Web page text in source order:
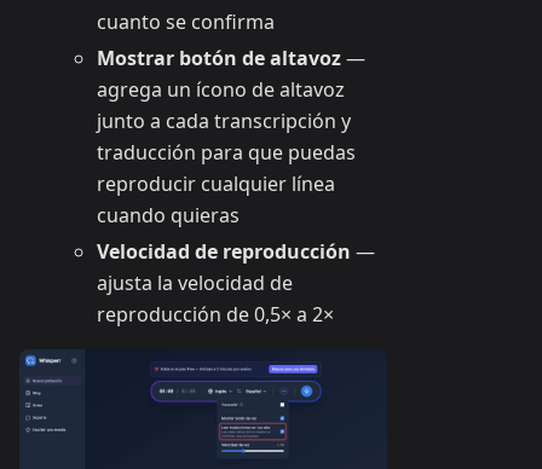
cuanto se confirma
Mostrar botón de altavoz—
agrega un ícono de altavoz
junto a cada transcripción y
traducción para que puedas
reproducir cualquier línea
cuando quieras
Velocidad de reproducción —
ajusta la velocidad de
reproducción de 0,5× a 2×